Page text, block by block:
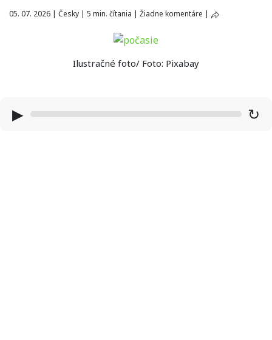
05. 07. 2026 | Česky | 5 min. čítania | Žiadne komentáre |
Ilustračné foto/ Foto: Pixabay
▶ ↻